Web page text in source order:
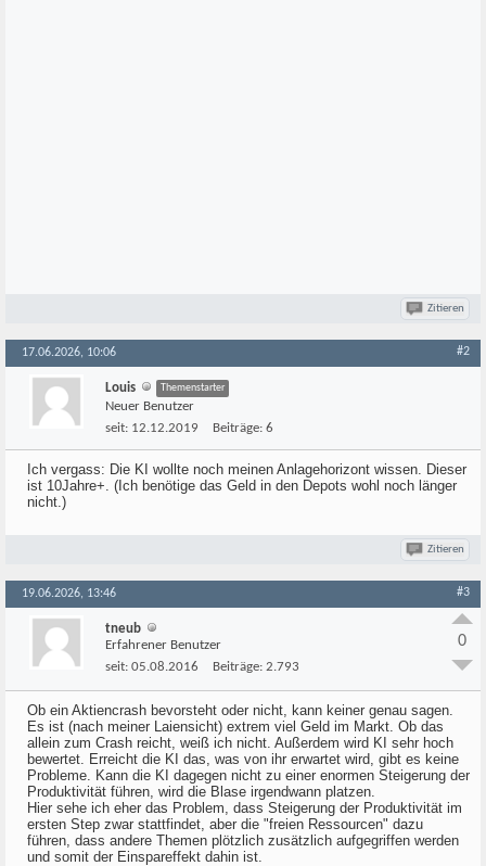
Zitieren
17.06.2026, 10:06 #2
Louis Themenstarter
Neuer Benutzer
seit: 12.12.2019 Beiträge: 6
Ich vergass: Die KI wollte noch meinen Anlagehorizont wissen. Dieser
ist 10Jahre+. (Ich benötige das Geld in den Depots wohl noch länger
nicht.)
Zitieren
19.06.2026, 13:46 #3
tneub
Erfahrener Benutzer
seit: 05.08.2016 Beiträge: 2.793
0
Ob ein Aktiencrash bevorsteht oder nicht, kann keiner genau sagen.
Es ist (nach meiner Laiensicht) extrem viel Geld im Markt. Ob das
allein zum Crash reicht, weiß ich nicht. Außerdem wird KI sehr hoch
bewertet. Erreicht die KI das, was von ihr erwartet wird, gibt es keine
Probleme. Kann die KI dagegen nicht zu einer enormen Steigerung der
Produktivität führen, wird die Blase irgendwann platzen.
Hier sehe ich eher das Problem, dass Steigerung der Produktivität im
ersten Step zwar stattfindet, aber die "freien Ressourcen" dazu
führen, dass andere Themen plötzlich zusätzlich aufgegriffen werden
und somit der Einspareffekt dahin ist.